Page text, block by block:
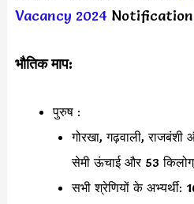
Vacancy 2024
भौतिक माप:
पुरुष :
गोरखा, गढ़वाली,
सेमी ऊंचाई और 53
सभी श्रेणियों के अभ्यर्थी: